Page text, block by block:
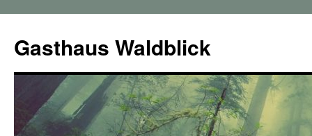
springen
Gasthaus Waldblick